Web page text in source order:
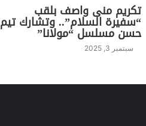
تكريم منى واصف بلقب
“سفيرة السلام”.. وتشارك تيم
حسن مسلسل “مولانا”
سبتمبر 3, 2025